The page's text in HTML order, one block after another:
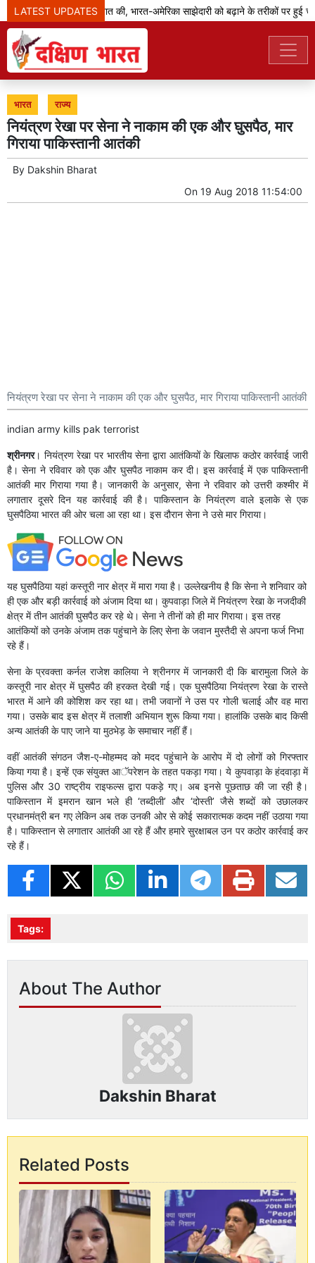
LATEST UPDATES
जेडी वेंस ने मोदी से बात की, भारत-अमेरिका साझेदारी को बढ़ाने के तरीकों पर हुई चर्चा
भारत राज्य
नियंत्रण रेखा पर सेना ने नाकाम की एक और घुसपैठ, मार
गिराया पाकिस्तानी आतंकी
By Dakshin Bharat
On 19 Aug 2018 11:54:00
नियंत्रण रेखा पर सेना ने नाकाम की एक और घुसपैठ, मार गिराया पाकिस्तानी आतंकी
indian army kills pak terrorist
श्रीनगर। नियंत्रण रेखा पर भारतीय सेना द्वारा आतंकियों के खिलाफ कठोर कार्रवाई जारी
है। सेना ने रविवार को एक और घुसपैठ नाकाम कर दी। इस कार्रवाई में एक पाकिस्तानी
आतंकी मार गिराया गया है। जानकारी के अनुसार, सेना ने रविवार को उत्तरी कश्मीर में
लगातार दूसरे दिन यह कार्रवाई की है। पाकिस्तान के नियंत्रण वाले इलाके से एक
घुसपैठिया भारत की ओर चला आ रहा था। इस दौरान सेना ने उसे मार गिराया।
यह घुसपैठिया यहां कस्तूरी नार क्षेत्र में मारा गया है। उल्लेखनीय है कि सेना ने शनिवार को
ही एक और बड़ी कार्रवाई को अंजाम दिया था। कुपवाड़ा जिले में नियंत्रण रेखा के नजदीकी
क्षेत्र में तीन आतंकी घुसपैठ कर रहे थे। सेना ने तीनों को ही मार गिराया। इस तरह
आतंकियों को उनके अंजाम तक पहुंचाने के लिए सेना के जवान मुस्तैदी से अपना फर्ज निभा
रहे हैं।
सेना के प्रवक्ता कर्नल राजेश कालिया ने श्रीनगर में जानकारी दी कि बारामुला जिले के
कस्तूरी नार क्षेत्र में घुसपैठ की हरकत देखी गई। एक घुसपैठिया नियंत्रण रेखा के रास्ते
भारत में आने की कोशिश कर रहा था। तभी जवानों ने उस पर गोली चलाई और वह मारा
गया। उसके बाद इस क्षेत्र में तलाशी अभियान शुरू किया गया। हालांकि उसके बाद किसी
अन्य आतंकी के पाए जाने या मुठभेड़ के समाचार नहीं हैं।
वहीं आतंकी संगठन जैश-ए-मोहम्मद को मदद पहुंचाने के आरोप में दो लोगों को गिरफ्तार
किया गया है। इन्हें एक संयुक्त आॅपरेशन के तहत पकड़ा गया। ये कुपवाड़ा के हंदवाड़ा में
पुलिस और 30 राष्ट्रीय राइफल्स द्वारा पकड़े गए। अब इनसे पूछताछ की जा रही है।
पाकिस्तान में इमरान खान भले ही ‘तब्दीली’ और ‘दोस्ती’ जैसे शब्दों को उछालकर
प्रधानमंत्री बन गए लेकिन अब तक उनकी ओर से कोई सकारात्मक कदम नहीं उठाया गया
है। पाकिस्तान से लगातार आतंकी आ रहे हैं और हमारे सुरक्षाबल उन पर कठोर कार्रवाई कर
रहे हैं।
Tags:
About The Author
Dakshin Bharat
Related Posts